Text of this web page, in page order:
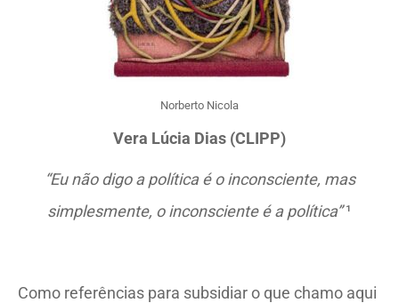
Norberto Nicola
Vera Lúcia Dias (CLIPP)
“Eu não digo a política é o inconsciente, mas
simplesmente, o inconsciente é a política”¹
Como referências para subsidiar o que chamo aqui